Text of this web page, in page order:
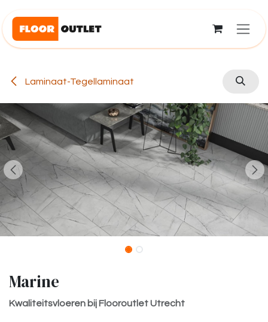
Laminaat-Tegellaminaat
Marine
Kwaliteitsvloeren bij Flooroutlet Utrecht